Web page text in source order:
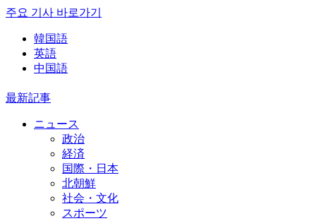
주요 기사 바로가기
韓国語
英語
中国語
最新記事
ニュース
政治
経済
国際・日本
北朝鮮
社会・文化
スポーツ